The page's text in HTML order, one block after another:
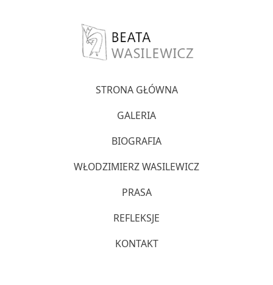
STRONA GŁÓWNA
GALERIA
BIOGRAFIA
WŁODZIMIERZ WASILEWICZ
PRASA
REFLEKSJE
KONTAKT